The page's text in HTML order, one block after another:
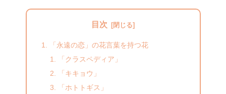
目次
「永遠の恋」の花言葉を持つ花
「クラスペディア」
「キキョウ」
「ホトトギス」